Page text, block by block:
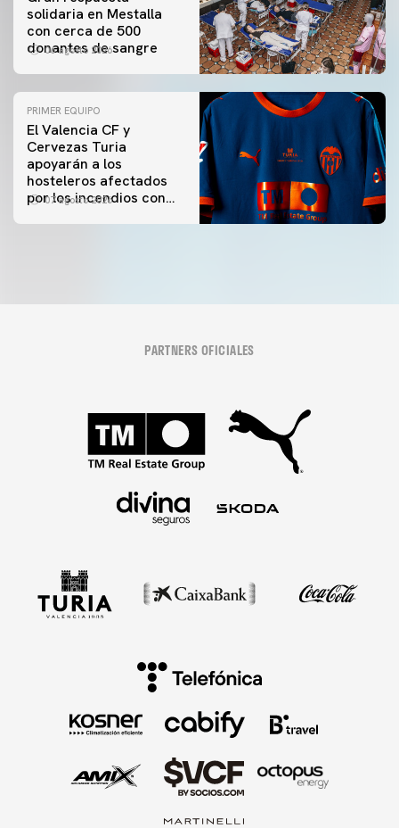
solidaria en Mestalla
con cerca de 500
donantes de sangre
06 agosto 2026
PRIMER EQUIPO
El Valencia CF y
Cervezas Turia
apoyarán a los
hosteleros afectados
por los incendios con
07 agosto 2026
PARTNERS OFICIALES